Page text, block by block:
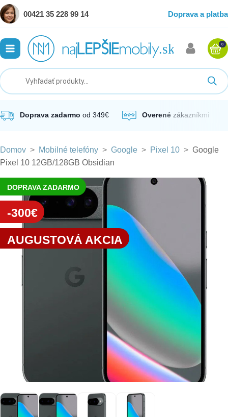
00421 35 228 99 14 Doprava a platba
0
Doprava zadarmo od 349€ Overené zákazníkmi
Domov > Mobilné telefóny > Google > Pixel 10 > Google
Pixel 10 12GB/128GB Obsidian
DOPRAVA ZADARMO
-300€
AUGUSTOVÁ AKCIA